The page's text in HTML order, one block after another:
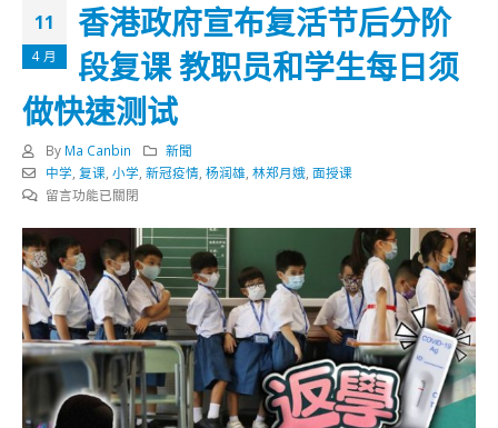
11
4 月
香港政府宣布复活节后分阶
段复课 教职员和学生每日须
做快速测试
By Ma Canbin
新聞
中学 复课, 小学 新冠疫情, 杨润雄 林郑月娥, 面授课
在
港
政
府
宣
布
复
活
后
留言功能已關閉